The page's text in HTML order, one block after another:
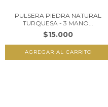
PULSERA PIEDRA NATURAL
TURQUESA - 3 MANO...
$15.000